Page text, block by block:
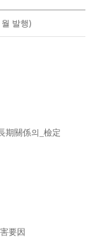
발행)
期關係의_檢定
要因